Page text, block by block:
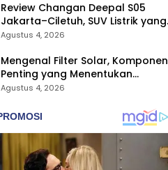
Review Changan Deepal S05
Jakarta–Ciletuh, SUV Listrik yang
Nyaman dan Fun to Drive
Agustus 4, 2026
Mengenal Filter Solar, Komponen
Penting yang Menentukan
Keawetan Mesin Diesel
Agustus 4, 2026